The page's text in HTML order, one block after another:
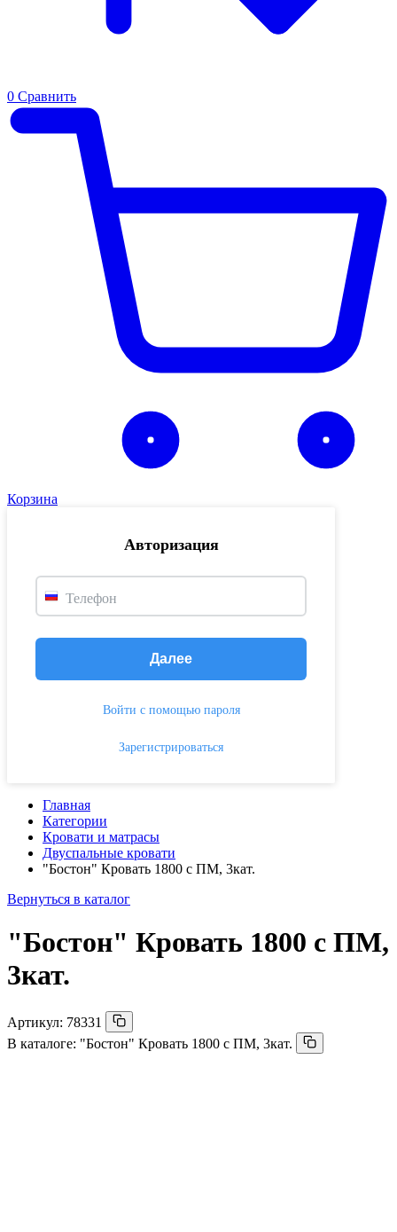
0 Сравнить
Корзина
Авторизация
Телефон
Далее
Войти с помощью пароля
Зарегистрироваться
Главная
Категории
Кровати и матрасы
Двуспальные кровати
"Бостон" Кровать 1800 с ПМ, 3кат.
Вернуться в каталог
"Бостон" Кровать 1800 с ПМ,
3кат.
Артикул: 78331
В каталоге: "Бостон" Кровать 1800 с ПМ, 3кат.